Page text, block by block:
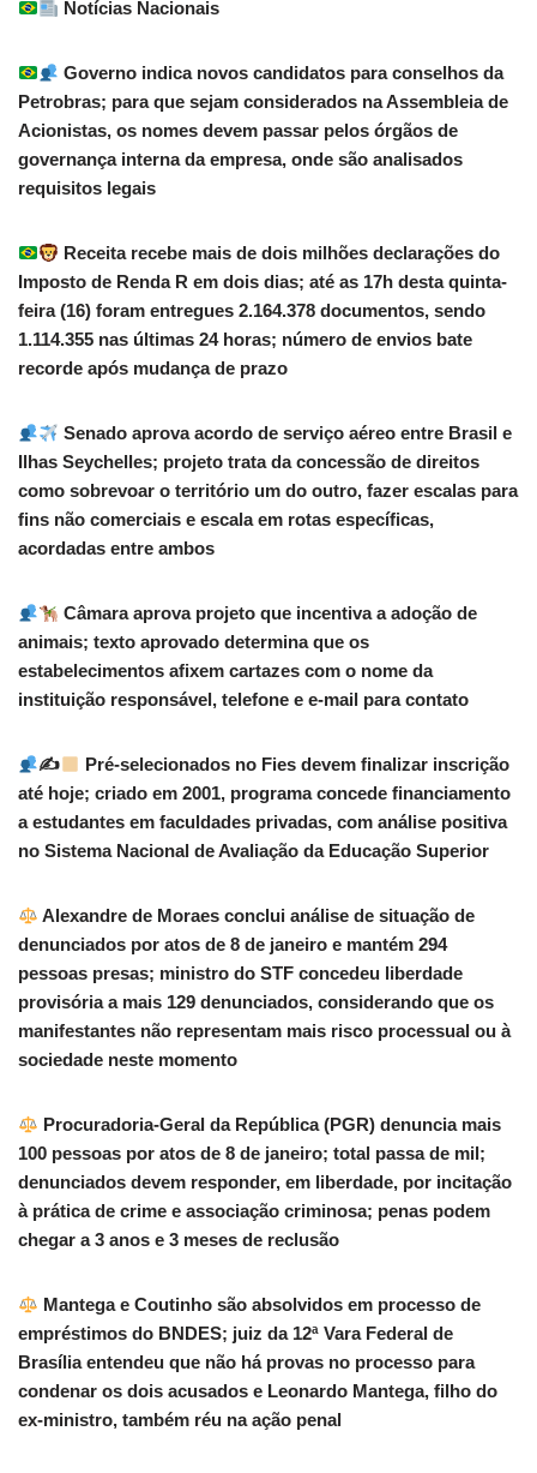
Notícias Nacionais
Governo indica novos candidatos para conselhos da
Petrobras; para que sejam considerados na Assembleia de
Acionistas, os nomes devem passar pelos órgãos de
governança interna da empresa, onde são analisados
requisitos legais
Receita recebe mais de dois milhões declarações do
Imposto de Renda R em dois dias; até as 17h desta quinta-
feira (16) foram entregues 2.164.378 documentos, sendo
1.114.355 nas últimas 24 horas; número de envios bate
recorde após mudança de prazo
Senado aprova acordo de serviço aéreo entre Brasil e
Ilhas Seychelles; projeto trata da concessão de direitos
como sobrevoar o território um do outro, fazer escalas para
fins não comerciais e escala em rotas específicas,
acordadas entre ambos
Câmara aprova projeto que incentiva a adoção de
animais; texto aprovado determina que os
estabelecimentos afixem cartazes com o nome da
instituição responsável, telefone e e-mail para contato
✍
Pré-selecionados no Fies devem finalizar inscrição
até hoje; criado em 2001, programa concede financiamento
a estudantes em faculdades privadas, com análise positiva
no Sistema Nacional de Avaliação da Educação Superior
Alexandre de Moraes conclui análise de situação de
denunciados por atos de 8 de janeiro e mantém 294
pessoas presas; ministro do STF concedeu liberdade
provisória a mais 129 denunciados, considerando que os
manifestantes não representam mais risco processual ou à
sociedade neste momento
Procuradoria-Geral da República (PGR) denuncia mais
100 pessoas por atos de 8 de janeiro; total passa de mil;
denunciados devem responder, em liberdade, por incitação
à prática de crime e associação criminosa; penas podem
chegar a 3 anos e 3 meses de reclusão
Mantega e Coutinho são absolvidos em processo de
empréstimos do BNDES; juiz da 12ª Vara Federal de
Brasília entendeu que não há provas no processo para
condenar os dois acusados e Leonardo Mantega, filho do
ex-ministro, também réu na ação penal